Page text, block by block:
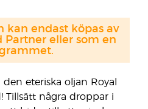
eteriska oljan Royal
Tillsätt några droppar i
kan endast köpas av
Partner eller som en